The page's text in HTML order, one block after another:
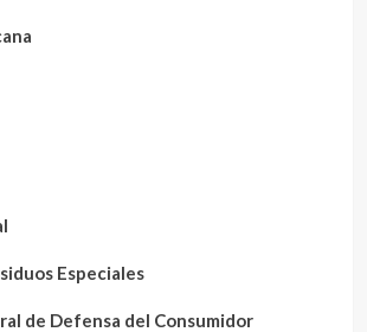
Especiales
de Defensa del Consumidor